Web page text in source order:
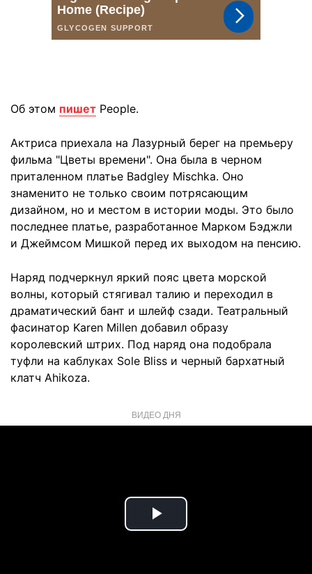
Об этом пишет People.
Актриса приехала на Лазурный берег на премьеру
фильма "Цветы времени". Она была в черном
приталенном платье Badgley Mischka. Оно
знаменито не только своим потрясающим
дизайном, но и местом в истории моды. Это было
последнее платье, разработанное Марком Бэджли
и Джеймсом Мишкой перед их выходом на пенсию.
Наряд подчеркнул яркий пояс цвета морской
волны, который стягивал талию и переходил в
драматический бант и шлейф сзади. Театральный
фасинатор Karen Millen добавил образу
королевский штрих. Под наряд она подобрала
туфли на каблуках Sole Bliss и черный бархатный
клатч Ahikoza.
ВИДЕО ДНЯ
Play